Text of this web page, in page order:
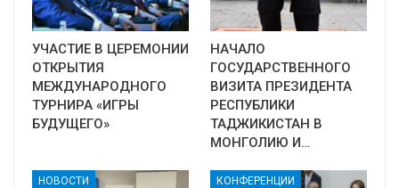
УЧАСТИЕ В ЦЕРЕМОНИИ
ОТКРЫТИЯ
МЕЖДУНАРОДНОГО
ТУРНИРА «ИГРЫ
БУДУЩЕГО»
НАЧАЛО
ГОСУДАРСТВЕННОГО
ВИЗИТА ПРЕЗИДЕНТА
РЕСПУБЛИКИ
ТАДЖИКИСТАН В
МОНГОЛИЮ И…
НОВОСТИ КОНФЕРЕНЦИИ